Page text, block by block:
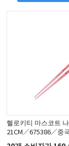
헬로키티 마스코트
21CM／675386／중